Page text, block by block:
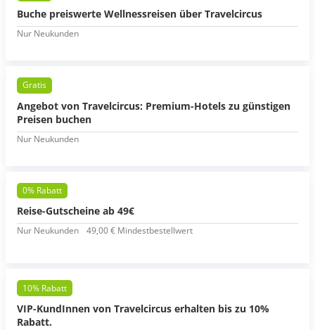
Buche preiswerte Wellnessreisen über Travelcircus
Nur Neukunden
Gratis
Angebot von Travelcircus: Premium-Hotels zu günstigen
Preisen buchen
Nur Neukunden
0% Rabatt
Reise-Gutscheine ab 49€
Nur Neukunden 49,00 € Mindestbestellwert
10% Rabatt
VIP-KundInnen von Travelcircus erhalten bis zu 10%
Rabatt.